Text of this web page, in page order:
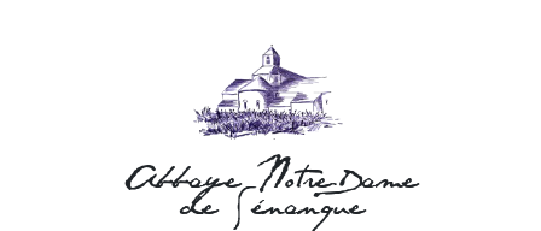
Abbaye Notre-Dame
de Sénanque